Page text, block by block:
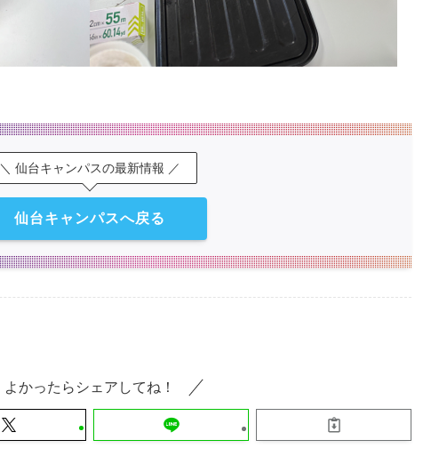
＼ 仙台キャンパスの最新情報 ／
仙台キャンパスへ戻る
よかったらシェアしてね！